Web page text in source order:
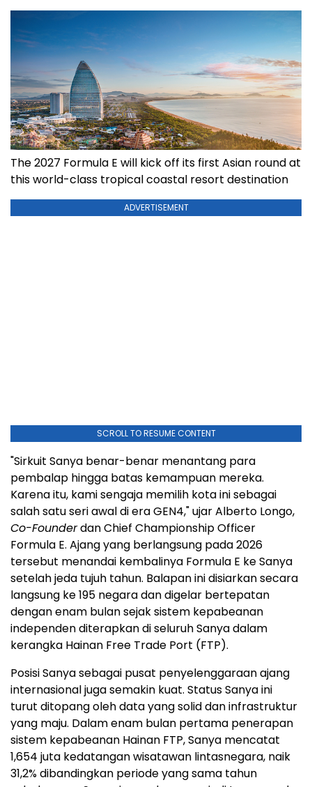
The 2027 Formula E will kick off its first Asian round at
this world-class tropical coastal resort destination
ADVERTISEMENT
SCROLL TO RESUME CONTENT
"Sirkuit Sanya benar-benar menantang para
pembalap hingga batas kemampuan mereka.
Karena itu, kami sengaja memilih kota ini sebagai
salah satu seri awal di era GEN4," ujar Alberto Longo,
Co-Founderdan Chief Championship Officer
Formula E. Ajang yang berlangsung pada 2026
tersebut menandai kembalinya Formula E ke Sanya
setelah jeda tujuh tahun. Balapan ini disiarkan secara
langsung ke 195 negara dan digelar bertepatan
dengan enam bulan sejak sistem kepabeanan
independen diterapkan di seluruh Sanya dalam
kerangka Hainan Free Trade Port (FTP).
Posisi Sanya sebagai pusat penyelenggaraan ajang
internasional juga semakin kuat. Status Sanya ini
turut ditopang oleh data yang solid dan infrastruktur
yang maju. Dalam enam bulan pertama penerapan
sistem kepabeanan Hainan FTP, Sanya mencatat
1,654 juta kedatangan wisatawan lintasnegara, naik
31,2% dibandingkan periode yang sama tahun